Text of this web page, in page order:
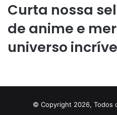
Curta nossa
de anime e
universo
© Copyright 2026, Todos